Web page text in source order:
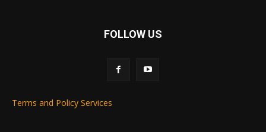
FOLLOW US
Terms and Policy Services